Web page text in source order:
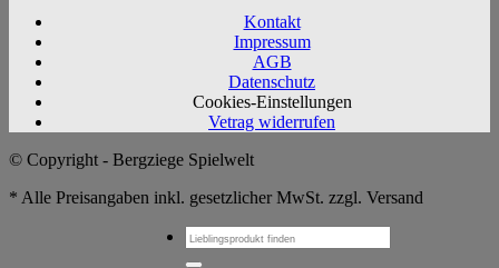
Kontakt
Impressum
AGB
Datenschutz
Cookies-Einstellungen
Vetrag widerrufen
© Copyright - Bergziege Spielwelt
* Alle Preisangaben inkl. gesetzlicher MwSt. zzgl. Versand
Suchen
nach: